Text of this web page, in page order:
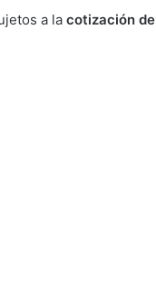
a lacotización de